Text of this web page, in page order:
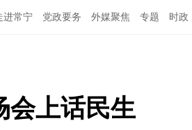
进常宁 党政要务 外媒聚焦 专题 时政
会上话民生